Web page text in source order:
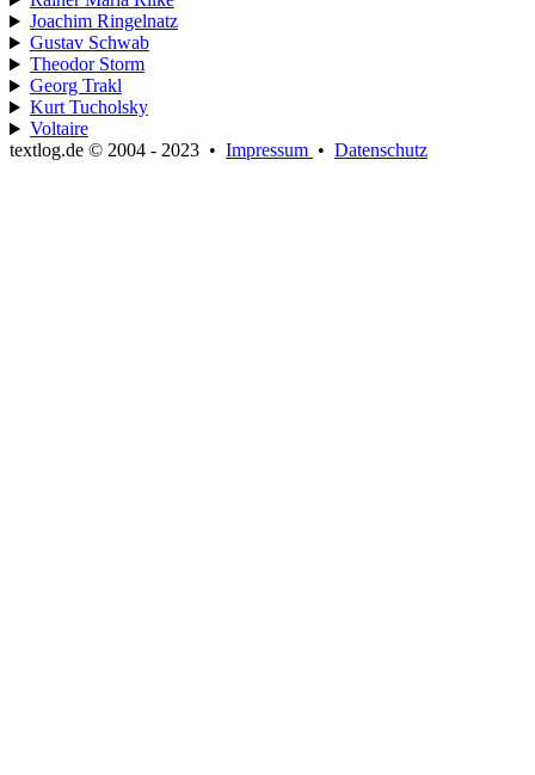
Joachim Ringelnatz
Gustav Schwab
Theodor Storm
Georg Trakl
Kurt Tucholsky
Voltaire
textlog.de © 2004 - 2023 • Impressum • Datenschutz